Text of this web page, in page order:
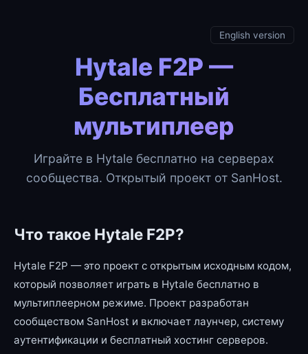
English version
Hytale F2P —
Бесплатный
мультиплеер
Играйте в Hytale бесплатно на серверах
сообщества. Открытый проект от SanHost.
Что такое Hytale F2P?
Hytale F2P — это проект с открытым исходным кодом,
который позволяет играть в Hytale бесплатно в
мультиплеерном режиме. Проект разработан
сообществом SanHost и включает лаунчер, систему
аутентификации и бесплатный хостинг серверов.